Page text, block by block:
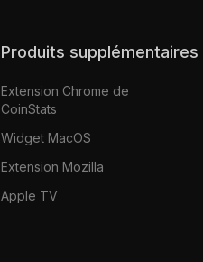
Produits supplémentaires
Extension Chrome de
CoinStats
Widget MacOS
Extension Mozilla
Apple TV